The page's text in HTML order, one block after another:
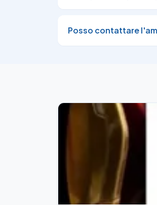
Posso contattare